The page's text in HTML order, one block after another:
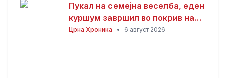
Пукал на семејна веселба, еден
куршум завршил во покрив на
куќа
Црна Хроника • 6 август 2026